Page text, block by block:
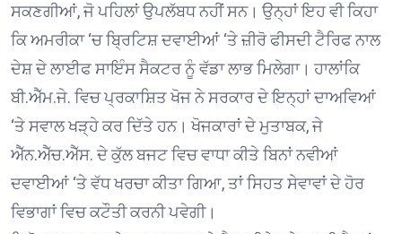
ਸਕਣਗੀਆਂ, ਜੋ ਪਹਿਲਾਂ ਉਪਲੱਬਧ ਨਹੀਂ ਸਨ। ਉਨ੍ਹਾਂ ਇਹ ਵੀ ਕਿਹਾ
ਕਿ ਅਮਰੀਕਾ ‘ਚ ਬ੍ਰਿਟਿਸ਼ ਦਵਾਈਆਂ ‘ਤੇ ਜ਼ੀਰੋ ਫੀਸਦੀ ਟੈਰਿਫ ਨਾਲ
ਦੇਸ਼ ਦੇ ਲਾਈਫ ਸਾਇੰਸ ਸੈਕਟਰ ਨੂੰ ਵੱਡਾ ਲਾਭ ਮਿਲੇਗਾ। ਹਾਲਾਂਕਿ
ਬੀ.ਐੱਮ.ਜੇ. ਵਿਚ ਪ੍ਰਕਾਸ਼ਿਤ ਖੋਜ ਨੇ ਸਰਕਾਰ ਦੇ ਇਨ੍ਹਾਂ ਦਾਅਵਿਆਂ
‘ਤੇ ਸਵਾਲ ਖੜ੍ਹੇ ਕਰ ਦਿੱਤੇ ਹਨ। ਖੋਜਕਾਰਾਂ ਦੇ ਮੁਤਾਬਕ, ਜੇ
ਐੱਨ.ਐੱਚ.ਐੱਸ. ਦੇ ਕੁੱਲ ਬਜਟ ਵਿਚ ਵਾਧਾ ਕੀਤੇ ਬਿਨਾਂ ਨਵੀਆਂ
ਦਵਾਈਆਂ ‘ਤੇ ਵੱਧ ਖਰਚਾ ਕੀਤਾ ਗਿਆ, ਤਾਂ ਸਿਹਤ ਸੇਵਾਵਾਂ ਦੇ ਹੋਰ
ਵਿਭਾਗਾਂ ਵਿਚ ਕਟੌਤੀ ਕਰਨੀ ਪਵੇਗੀ।